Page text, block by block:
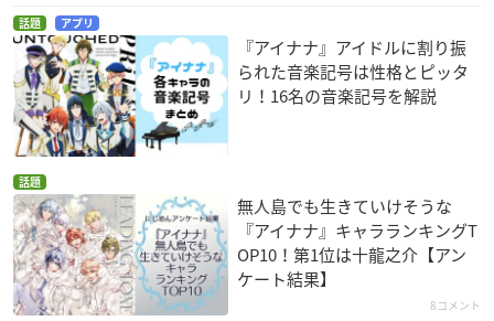
話題 アプリ
『アイナナ』アイドルに割り振
られた音楽記号は性格とピッタ
リ！16名の音楽記号を解説
話題
無人島でも生きていけそうな
『アイナナ』キャラランキングT
OP10！第1位は十龍之介【アン
ケート結果】
8コメント